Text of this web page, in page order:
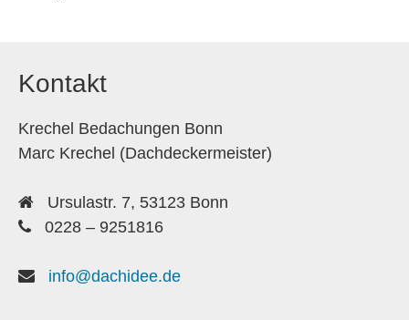
Kontakt
Krechel Bedachungen Bonn
Marc Krechel (Dachdeckermeister)
Ursulastr. 7, 53123 Bonn
0228 – 9251816
info@dachidee.de